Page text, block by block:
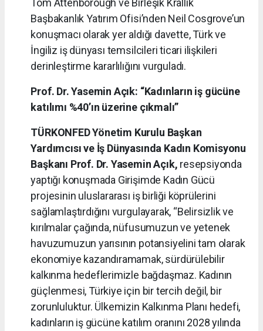
Başbakanlık Yatırım Ofisi’nden Neil Cosgrove’un
konuşmacı olarak yer aldığı davette, Türk ve
İngiliz iş dünyası temsilcileri ticari ilişkileri
derinleştirme kararlılığını vurguladı.
Prof. Dr. Yasemin Açık: “Kadınların iş gücüne
katılımı %40’ın üzerine çıkmalı”
TÜRKONFED Yönetim Kurulu Başkan
Yardımcısı ve İş Dünyasında Kadın Komisyonu
Başkanı Prof. Dr. Yasemin Açık, resepsiyonda
yaptığı konuşmada Girişimde Kadın Gücü
projesinin uluslararası iş birliği köprülerini
sağlamlaştırdığını vurgulayarak, “Belirsizlik ve
kırılmalar çağında, nüfusumuzun ve yetenek
havuzumuzun yarısının potansiyelini tam olarak
ekonomiye kazandıramamak, sürdürülebilir
kalkınma hedeflerimizle bağdaşmaz. Kadının
güçlenmesi, Türkiye için bir tercih değil, bir
zorunluluktur. Ülkemizin Kalkınma Planı hedefi,
kadınların iş gücüne katılım oranını 2028 yılında